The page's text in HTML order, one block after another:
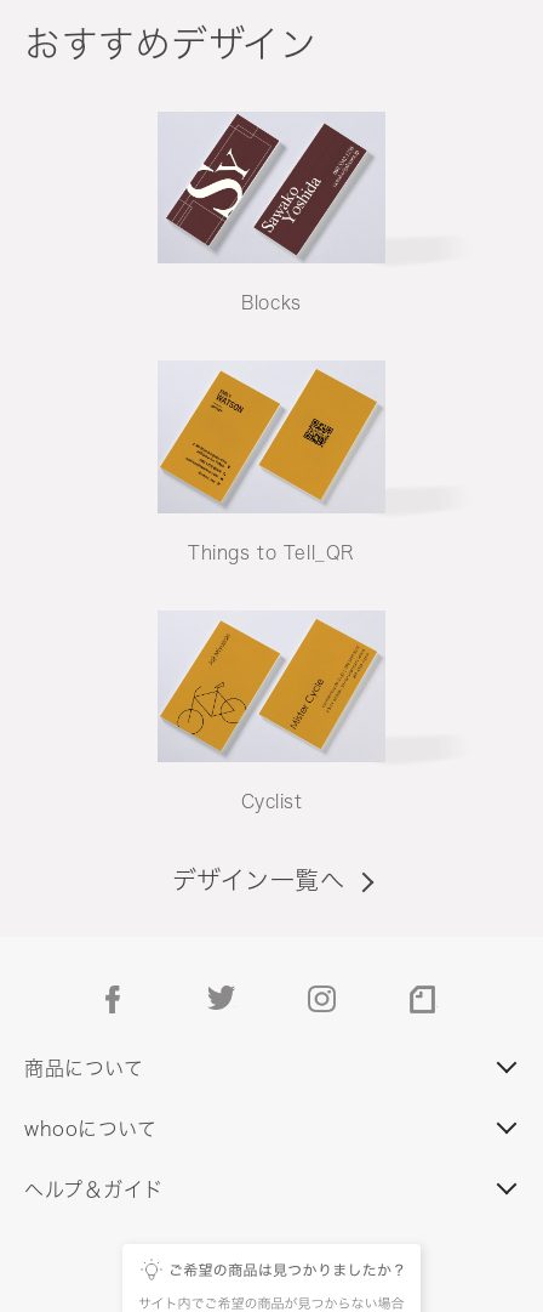
おすすめデザイン
Blocks
Things to Tell_QR
Cyclist
デザイン一覧へ
facebook instagram
商品について
whooについて
ヘルプ＆ガイド